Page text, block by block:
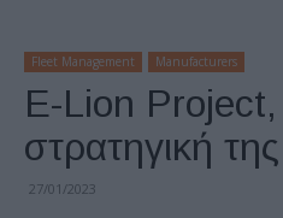
Fleet Management Manufacturers
E-Lion Project,
στρατηγική
27/01/2023